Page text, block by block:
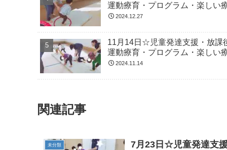
運動療育・プログラム・楽しい
2024.12.27
11月14日☆児童発達支援・放課
運動療育・プログラム・楽しい
2024.11.14
関連記事
未分類
7月23日☆児童発達支